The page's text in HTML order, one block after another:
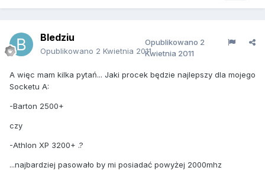
Bledziu
Opublikowano 2 Kwietnia 2011
Opublikowano 2
Kwietnia 2011
A więc mam kilka pytań... Jaki procek będzie najlepszy dla mojego
Socketu A:
-Barton 2500+
czy
-Athlon XP 3200+ .?
...najbardziej pasowało by mi posiadać powyżej 2000mhz